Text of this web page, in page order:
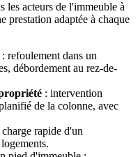
les acteurs de l'immeuble à
prestation adaptée à chaque
: refoulement dans un
débordement au rez-de-
: intervention
de la colonne, avec
rapide d'un